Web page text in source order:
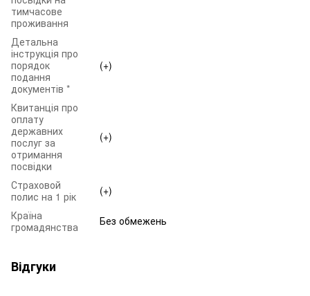
тимчасове
проживання
Детальна
інструкція про
порядок
подання
документів *
(+)
Квитанція про
оплату
державних
послуг за
отримання
посвідки
(+)
Страховой
полис на 1 рік
(+)
Країна
громадянства
Без обмежень
Відгуки